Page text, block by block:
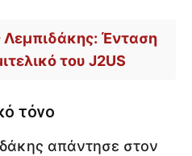
Λεμπιδάκης: Ένταση
του J2US
τόνο
απάντησε στον